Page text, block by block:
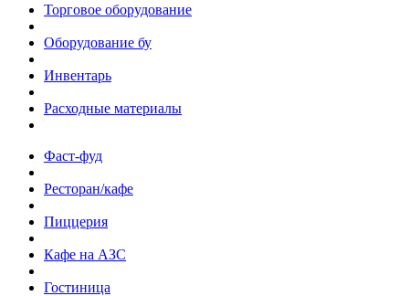
Торговое оборудование
Оборудование бу
Инвентарь
Расходные материалы
Фаст-фуд
Ресторан/кафе
Пиццерия
Кафе на АЗС
Гостиница